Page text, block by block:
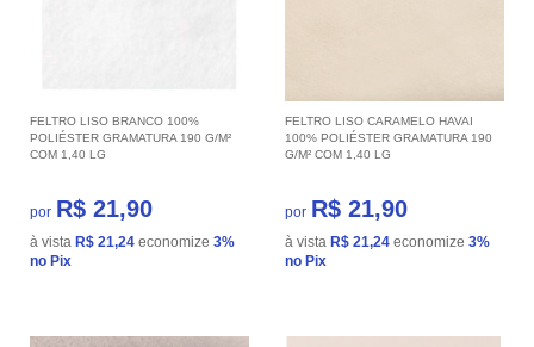
FELTRO LISO BRANCO 100%
POLIÉSTER GRAMATURA 190 G/M²
COM 1,40 LG
por R$ 21,90
à vista R$ 21,24 economize 3%
no Pix
FELTRO LISO CARAMELO HAVAI
100% POLIÉSTER GRAMATURA 190
G/M² COM 1,40 LG
por R$ 21,90
à vista R$ 21,24 economize 3%
no Pix